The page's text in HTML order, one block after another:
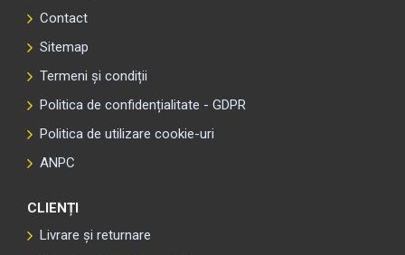
Contact
Sitemap
Termeni și condiții
Politica de confidențialitate - GDPR
Politica de utilizare cookie-uri
ANPC
CLIENȚI
Livrare și returnare